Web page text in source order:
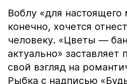
Воблу «для настоящего
конечно, хочется
человеку. «Цветы —
актуально» заставляет
свой взгляд на
Рыбка с надписью